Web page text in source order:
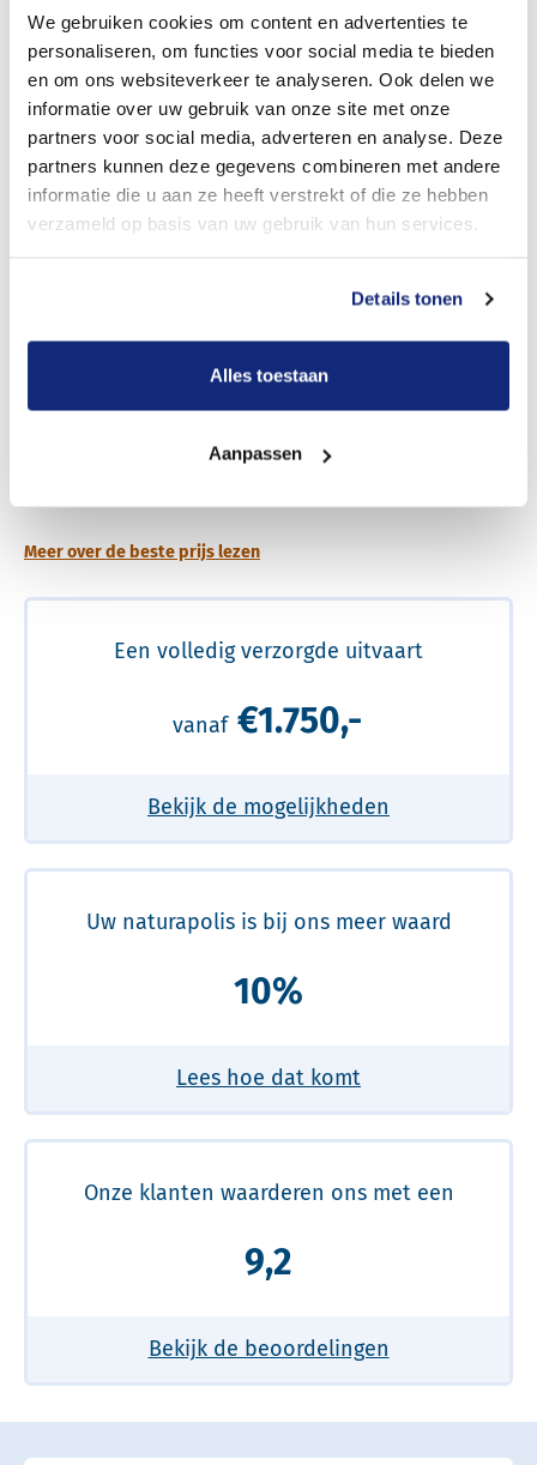
We gebruiken cookies om content en advertenties te
personaliseren, om functies voor social media te bieden
en om ons websiteverkeer te analyseren. Ook delen we
informatie over uw gebruik van onze site met onze
partners voor social media, adverteren en analyse. Deze
partners kunnen deze gegevens combineren met andere
informatie die u aan ze heeft verstrekt of die ze hebben
verzameld op basis van uw gebruik van hun services.
Details tonen
Alles toestaan
Aanpassen
Dit kost een crematie
Dit kost een begrafenis
Bekijk tarieven voor begrafenis
Een betere uitvaart ervaring voor een betere
Meer over de beste prijs lezen
Een volledig verzorgde uitvaart
vanaf €1.750,-
Bekijk de mogelijkheden
Uw naturapolis is bij ons meer waard
10%
Lees hoe dat komt
Onze klanten waarderen ons met een
9,2
Bekijk de beoordelingen